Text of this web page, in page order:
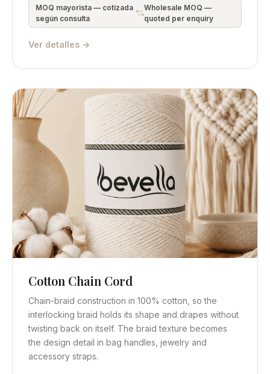
MOQ mayorista — cotizada
según consulta
Wholesale MOQ —
quoted per enquiry
Ver detalles →
Vista rápida Obtener cotización
Cotton Chain Cord
Chain-braid construction in 100% cotton, so the
interlocking braid holds its shape and drapes without
twisting back on itself. The braid texture becomes
the design detail in bag handles, jewelry and
accessory straps.